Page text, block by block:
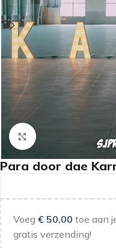
Klik om te
Para door dae
Voeg € 50,00 toe aan
gratis verzending!